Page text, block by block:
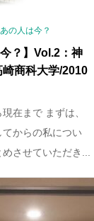
あの人は今？
今？】Vol.2：神
崎商科大学/2010
在まで まずは、
からの私につい
させていただき...